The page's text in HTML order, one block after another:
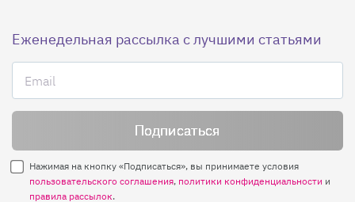
Еженедельная рассылка с лучшими статьями
Нажимая на кнопку «Подписаться», вы принимаете условия
пользовательского соглашения, политики конфиденциальности и
правила рассылок.